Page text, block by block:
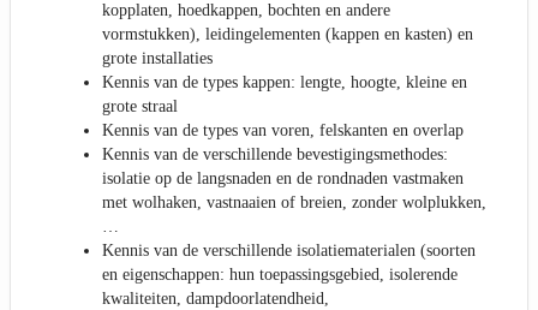
kopplaten, hoedkappen, bochten en andere
vormstukken), leidingelementen (kappen en kasten) en
grote installaties
Kennis van de types kappen: lengte, hoogte, kleine en
grote straal
Kennis van de types van voren, felskanten en overlap
Kennis van de verschillende bevestigingsmethodes:
isolatie op de langsnaden en de rondnaden vastmaken
met wolhaken, vastnaaien of breien, zonder wolplukken,
…
Kennis van de verschillende isolatiematerialen (soorten
en eigenschappen: hun toepassingsgebied, isolerende
kwaliteiten, dampdoorlatendheid,